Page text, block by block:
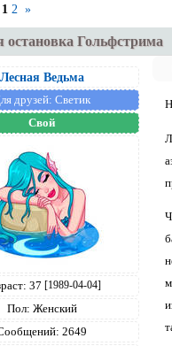
остановка Гольфстрима
1 2 »
Лесная Ведьма
друзей: Светик
Свой
37 [1989-04-04]
Пол: Женский
2649